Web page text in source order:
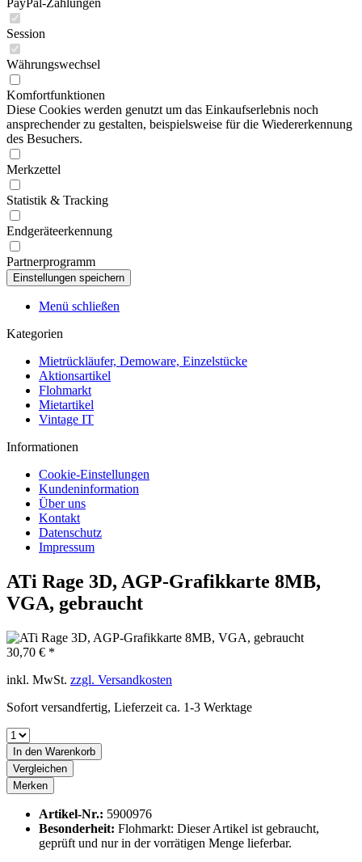
PayPal-Zahlungen
Session
Währungswechsel
Komfortfunktionen
Diese Cookies werden genutzt um das Einkaufserlebnis noch
ansprechender zu gestalten, beispielsweise für die Wiedererkennung
des Besuchers.
Merkzettel
Statistik & Tracking
Endgeräteerkennung
Partnerprogramm
Menü schließen
Kategorien
Mietrückläufer, Demoware, Einzelstücke
Aktionsartikel
Flohmarkt
Mietartikel
Vintage IT
Informationen
Cookie-Einstellungen
Kundeninformation
Über uns
Kontakt
Datenschutz
Impressum
ATi Rage 3D, AGP-Grafikkarte 8MB,
VGA, gebraucht
30,70 € *
inkl. MwSt. zzgl. Versandkosten
Sofort versandfertig, Lieferzeit ca. 1-3 Werktage
In den Warenkorb
Vergleichen
Merken
Artikel-Nr.: 5900976
Besonderheit: Flohmarkt: Dieser Artikel ist gebraucht,
geprüft und nur in der vorrätigen Menge lieferbar.